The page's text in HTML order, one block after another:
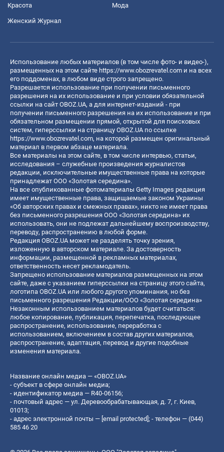
Красота Мода
Женский Журнал
Использование любых материалов (в том числе фото- и видео-),
размещенных на этом сайте https://www.obozrevatel.com и на всех
его поддоменах, в любом виде строго запрещено.
Разрешается использование при получении письменного
разрешения на их использование и при условии обязательной
ссылки на сайт OBOZ.UA, а для интернет-изданий - при
получении письменного разрешения на их использование и при
обязательном размещении прямой, открытой для поисковых
систем, гиперссылки на страницу OBOZ.UA по ссылке
https://www.obozrevatel.com, на которой размещен оригинальный
материал в первом абзаце материала.
Все материалы на этом сайте, в том числе интервью, статьи,
исследования – служебные произведения журналистов
редакции, исключительные имущественные права на которые
принадлежат ООО «Золотая середина».
На все опубликованные фотоматериалы Getty Images редакция
имеет имущественные права, защищаемые законом Украины
«Об авторских правах и смежных правах», никто не имеет права
без письменного разрешения ООО «Золотая середина» их
использовать, они не подлежат дальнейшему воспроизводству,
переводу, распространению в любой форме.
Редакция OBOZ.UA может не разделять точку зрения,
изложенную в авторском материале. За достоверность
информации, размещенной в рекламных материалах,
ответственность несет рекламодатель.
Запрещено использование материалов размещенных на этом
сайте, даже с указанием гиперссылки на страницу этого сайта,
логотипа OBOZ.UA или любого другого упоминания, но без
письменного разрешения Редакции/ООО «Золотая середина»
Незаконным использованием материалов будет считаться:
любое копирование, публикация, перепечатка, последующее
распространение, использование, переработка с
использованием, включением в состав других материалов,
распространение, адаптация, перевод и другие подобные
изменения материала.
Название онлайн медиа — «OBOZ.UA»
- субъект в сфере онлайн медиа;
- идентификатор медиа — R40-06156;
- почтовый адрес — ул. Деревообрабатывающая, д. 7, г. Киев,
01013;
- адрес электронной почты — [email protected]; - телефон — (044)
585 46 20